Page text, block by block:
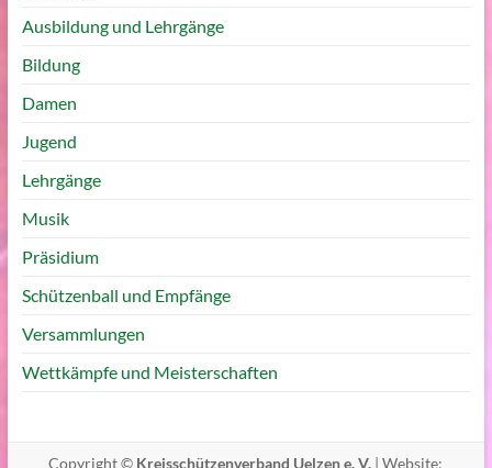
Ausbildung und Lehrgänge
Bildung
Damen
Jugend
Lehrgänge
Musik
Präsidium
Schützenball und Empfänge
Versammlungen
Wettkämpfe und Meisterschaften
Copyright © Kreisschützenverband Uelzen e. V. | Website: